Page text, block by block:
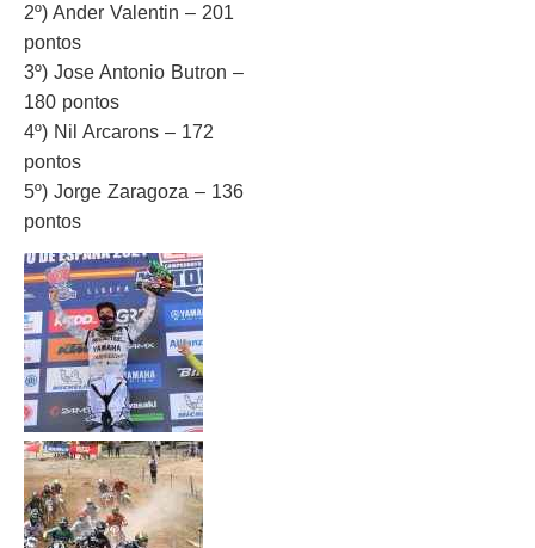
2º) Ander Valentin – 201
pontos
3º) Jose Antonio Butron –
180 pontos
4º) Nil Arcarons – 172
pontos
5º) Jorge Zaragoza – 136
pontos